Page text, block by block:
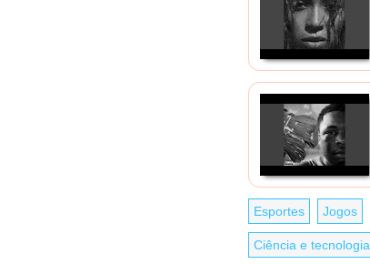
Esportes Jogos
Ciência e tecnologia